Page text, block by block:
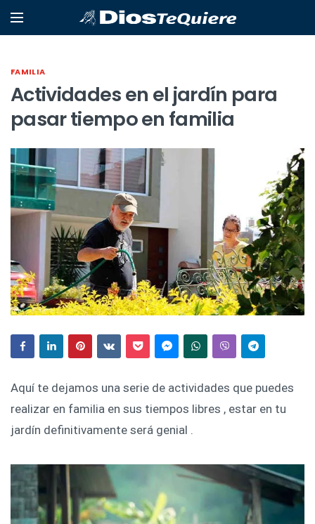
FAMILIA
Actividades en el jardín para
pasar tiempo en familia
Aquí te dejamos una serie de actividades que puedes
realizar en familia en sus tiempos libres , estar en tu
jardín definitivamente será genial .